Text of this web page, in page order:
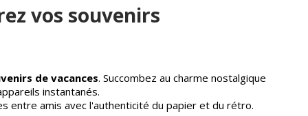
vos souvenirs
de vacances. Succombez au charme nostalgique
instantanés.
entre amis avec l'authenticité du papier et du rétro.